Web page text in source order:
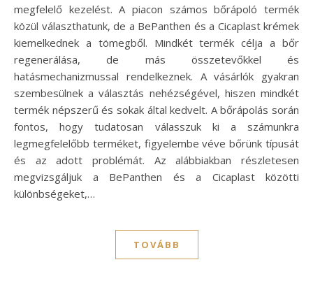
megfelelő kezelést. A piacon számos bőrápoló termék
közül választhatunk, de a BePanthen és a Cicaplast krémek
kiemelkednek a tömegből. Mindkét termék célja a bőr
regenerálása, de más összetevőkkel és
hatásmechanizmussal rendelkeznek. A vásárlók gyakran
szembesülnek a választás nehézségével, hiszen mindkét
termék népszerű és sokak által kedvelt. A bőrápolás során
fontos, hogy tudatosan válasszuk ki a számunkra
legmegfelelőbb terméket, figyelembe véve bőrünk típusát
és az adott problémát. Az alábbiakban részletesen
megvizsgáljuk a BePanthen és a Cicaplast közötti
különbségeket,…
TOVÁBB